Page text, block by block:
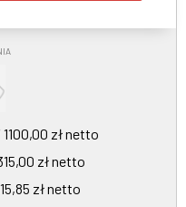
1100,00 zł netto
zł netto
zł netto